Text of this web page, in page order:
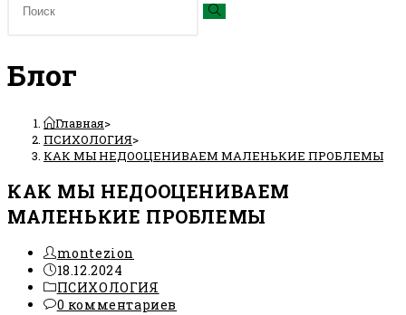
Блог
Главная>
ПСИХОЛОГИЯ>
КАК МЫ НЕДООЦЕНИВАЕМ МАЛЕНЬКИЕ ПРОБЛЕМЫ
КАК МЫ НЕДООЦЕНИВАЕМ
МАЛЕНЬКИЕ ПРОБЛЕМЫ
Автор
записи:
montezion
Запись
опубликована:
18.12.2024
Рубрика
записи:
ПСИХОЛОГИЯ
Комментарии
0 комментариев